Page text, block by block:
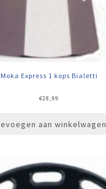
Moka Express 1 kops Bialetti
€28,99
aan winkelwagen